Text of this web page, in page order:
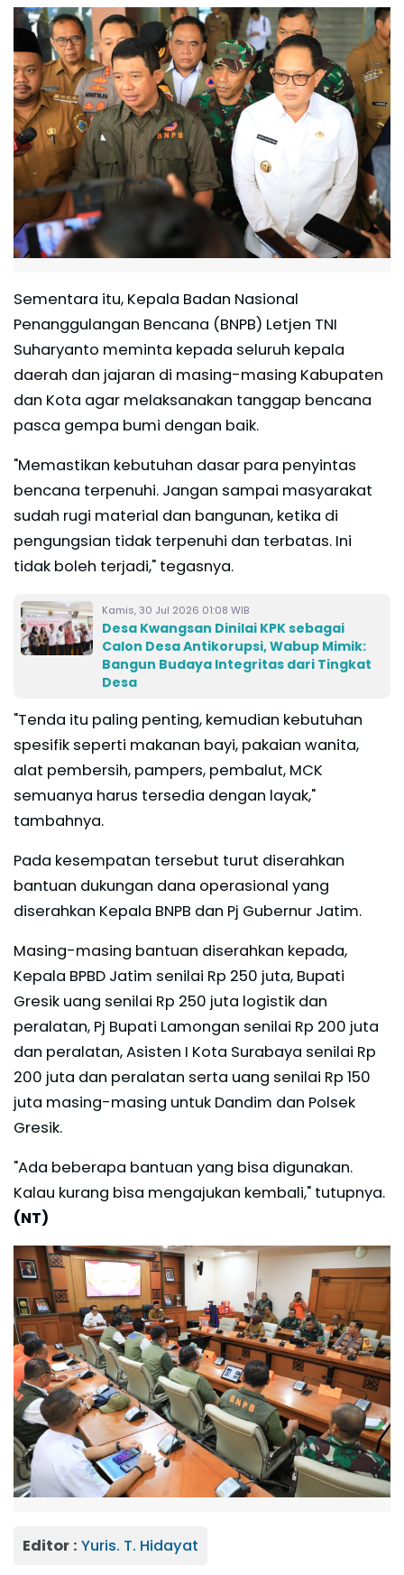
Sementara itu, Kepala Badan Nasional
Penanggulangan Bencana (BNPB) Letjen TNI
Suharyanto meminta kepada seluruh kepala
daerah dan jajaran di masing-masing Kabupaten
dan Kota agar melaksanakan tanggap bencana
pasca gempa bumi dengan baik.
"Memastikan kebutuhan dasar para penyintas
bencana terpenuhi. Jangan sampai masyarakat
sudah rugi material dan bangunan, ketika di
pengungsian tidak terpenuhi dan terbatas. Ini
tidak boleh terjadi," tegasnya.
Kamis, 30 Jul 2026 01:08 WIB
Desa Kwangsan Dinilai KPK sebagai
Calon Desa Antikorupsi, Wabup Mimik:
Bangun Budaya Integritas dari Tingkat
Desa
"Tenda itu paling penting, kemudian kebutuhan
spesifik seperti makanan bayi, pakaian wanita,
alat pembersih, pampers, pembalut, MCK
semuanya harus tersedia dengan layak,"
tambahnya.
Pada kesempatan tersebut turut diserahkan
bantuan dukungan dana operasional yang
diserahkan Kepala BNPB dan Pj Gubernur Jatim.
Masing-masing bantuan diserahkan kepada,
Kepala BPBD Jatim senilai Rp 250 juta, Bupati
Gresik uang senilai Rp 250 juta logistik dan
peralatan, Pj Bupati Lamongan senilai Rp 200 juta
dan peralatan, Asisten I Kota Surabaya senilai Rp
200 juta dan peralatan serta uang senilai Rp 150
juta masing-masing untuk Dandim dan Polsek
Gresik.
"Ada beberapa bantuan yang bisa digunakan.
Kalau kurang bisa mengajukan kembali," tutupnya.
(NT)
Editor : Yuris. T. Hidayat